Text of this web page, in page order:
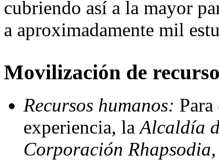
cubriendo así a la mayor
a aproximadamente mil
Movilización de
Recursos humanos:
experiencia, laAlcaldía
Corporación Rhapsodia